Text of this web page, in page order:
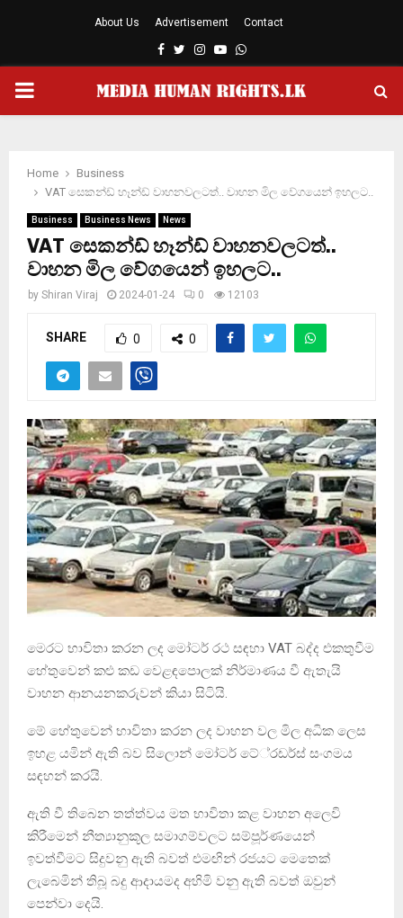
About Us Advertisement Contact
Facebook
TwitterInstagram
YoutubeWhatsapp
PRIMARY
Home
Business
VAT සෙකන්ඩ් හෑන්ඩ් වාහනවලටත්.. වාහන මිල වේගයෙන් ඉහලට..
Business Business News News
VAT සෙකන්ඩ් හෑන්ඩ් වාහනවලටත්..
වාහන මිල වේගයෙන් ඉහලට..
by Shiran Viraj 2024-01-24 0 12103
SHARE 0 0
මෙරට භාවිතා කරන ලද මෝටර් රථ සඳහා VAT බද්ද එකතුවීම
හේතුවෙන් කළු කඩ වෙළඳපොලක් නිර්මාණය වී ඇතැයි
වාහන ආනයනකරුවන් කියා සිටියි.
මේ හේතුවෙන් භාවිතා කරන ලද වාහන වල මිල අධික ලෙස
ඉහළ යමින් ඇති බව සිලොන් මෝටර් ටේ‍්‍රඩර්ස් සංගමය
සඳහන් කරයි.
ඇති වී තිබෙන තත්ත්වය මත භාවිතා කළ වාහන අලෙවි
කිරීමෙන් නීත්‍යානුකූල සමාගම්වලට සම්පූර්ණයෙන්
ඉවත්වීමට සිදුවනු ඇති බවත් එමඟින් රජයට මෙතෙක්
ලැබෙමින් තිබූ බදු ආදායමද අහිමි වනු ඇති බවත් ඔවුන්
පෙන්වා දෙයි.